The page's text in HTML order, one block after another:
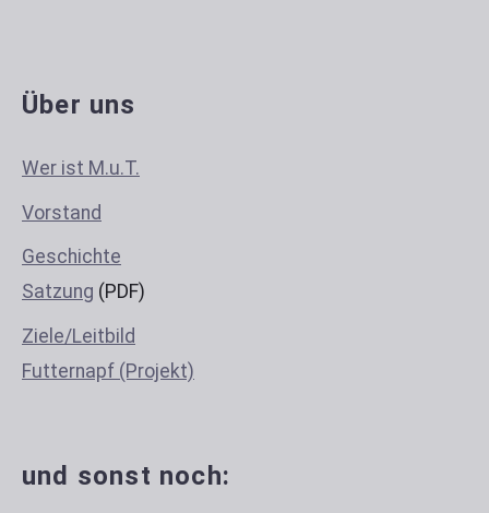
Über uns
Wer ist M.u.T.
Vorstand
Geschichte
Satzung (PDF)
Ziele/Leitbild
Futternapf (Projekt)
und sonst noch: